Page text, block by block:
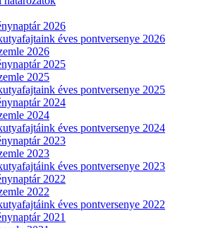
2026
éves pontversenye 2026
2026
2025
2025
éves pontversenye 2025
2024
2024
éves pontversenye 2024
2023
2023
éves pontversenye 2023
2022
2022
éves pontversenye 2022
2021